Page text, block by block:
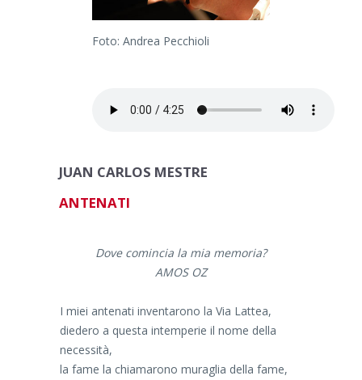
Foto: Andrea Pecchioli
JUAN CARLOS MESTRE
ANTENATI
Dove comincia la mia memoria?
AMOS OZ
I miei antenati inventarono la Via Lattea,
diedero a questa intemperie il nome della
necessità,
la fame la chiamarono muraglia della fame,